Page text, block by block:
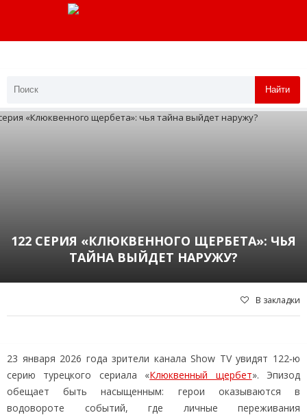
Найти
122 СЕРИЯ «КЛЮКВЕННОГО ЩЕРБЕТА»: ЧЬЯ
ТАЙНА ВЫЙДЕТ НАРУЖУ?
В закладки
23 января 2026 года зрители канала Show TV увидят 122‑ю
серию турецкого сериала «Клюквенный щербет». Эпизод
обещает быть насыщенным: герои оказываются в
водовороте событий, где личные переживания